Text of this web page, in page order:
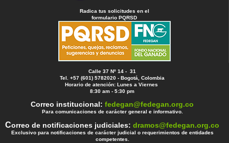
Radica tus solicitudes en el
formulario PQRSD
Calle 37 Nº 14 - 31
Tel. +57 (601) 5782020 - Bogotá, Colombia
Horario de atención: Lunes a Viernes
8:30 am - 5:30 pm
Correo institucional:fedegan@fedegan.org.co
Para comunicaciones de carácter general e informativo.
Correo de notificaciones judiciales:dramos@fedegan.org.co
Exclusivo para notificaciones de carácter judicial o requerimientos de entidades
competentes.